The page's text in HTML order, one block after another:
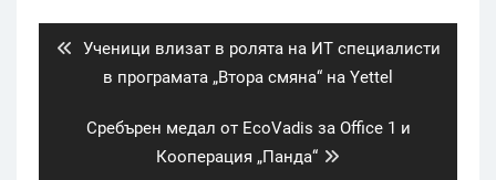
Previous
post:
Ученици влизат в ролята на ИТ специалисти
в програмата „Втора смяна“ на Yettel
Next
Сребърен медал от EcoVadis за Office 1 и
Кооперация „Панда“